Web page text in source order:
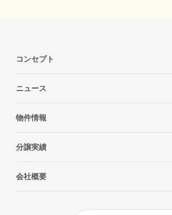
コンセプト
ニュース
物件情報
分譲実績
会社概要